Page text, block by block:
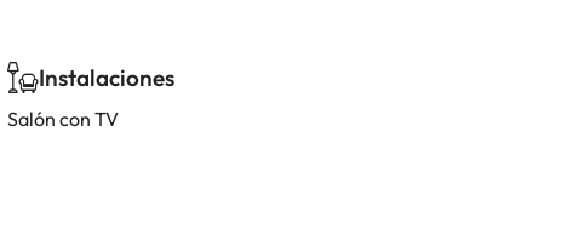
Instalaciones
Salón con TV